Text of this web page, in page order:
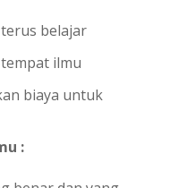
belajar
ilmu
biaya untuk
: